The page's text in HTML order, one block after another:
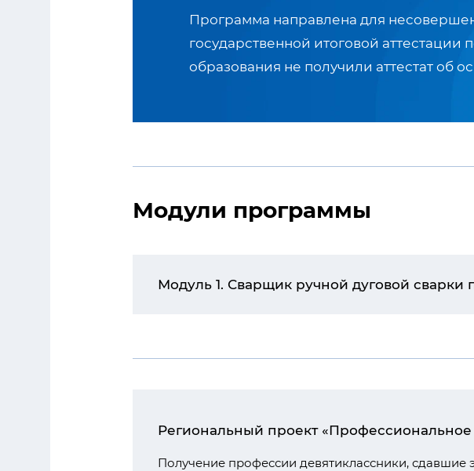
Программа направлена для
государственной итоговой
образования не получили аттестат об
Модули программы
Модуль 1. Сварщик ручной дуговой
Региональный проект «Профессиональное
Получение профессии девятиклассники,